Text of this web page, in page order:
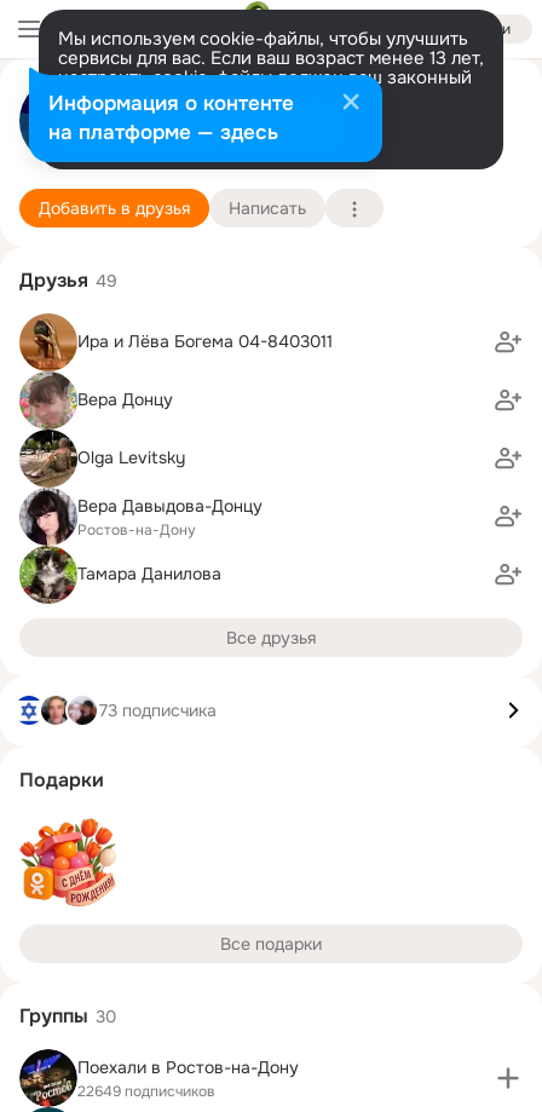
Войти
Мы используем cookie-файлы, чтобы улучшить
сервисы для вас. Если ваш возраст менее 13 лет,
настроить cookie-файлы должен ваш законный
представитель. Больше информации
Разрешить все Настроить
Елена Дербенёва
Кирьят Бьялик
39 школа
Подробнее
Добавить в друзья Написать
Друзья 49
Ира и Лёва Богема 04-8403011
Вера Донцу
Olga Levitsky
Вера Давыдова-Донцу
Ростов-на-Дону
Тамара Данилова
Все друзья
73 подписчика
Подарки
Все подарки
Группы 30
Поехали в Ростов-на-Дону
22649 подписчиков
Информация о контенте
на платформе — здесь